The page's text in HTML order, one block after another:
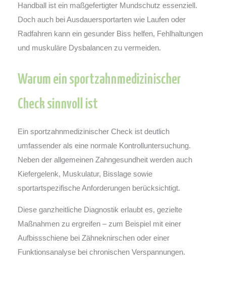
Handball ist ein maßgefertigter Mundschutz essenziell.
Doch auch bei Ausdauersportarten wie Laufen oder
Radfahren kann ein gesunder Biss helfen, Fehlhaltungen
und muskuläre Dysbalancen zu vermeiden.
Warum ein sportzahnmedizinischer
Check sinnvoll ist
Ein sportzahnmedizinischer Check ist deutlich
umfassender als eine normale Kontrolluntersuchung.
Neben der allgemeinen Zahngesundheit werden auch
Kiefergelenk, Muskulatur, Bisslage sowie
sportartspezifische Anforderungen berücksichtigt.
Diese ganzheitliche Diagnostik erlaubt es, gezielte
Maßnahmen zu ergreifen – zum Beispiel mit einer
Aufbissschiene bei Zähneknirschen oder einer
Funktionsanalyse bei chronischen Verspannungen.